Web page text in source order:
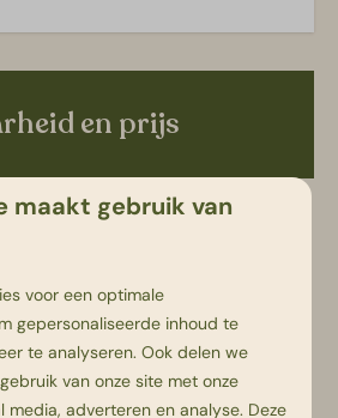
en prijs
ma24-08-2026
do
aug
vr
21 aug
za
22 aug
maakt gebruik van
voor een optimale
gepersonaliseerde inhoud te
te analyseren. Ook delen we
van onze site met onze
media, adverteren en analyse. Deze